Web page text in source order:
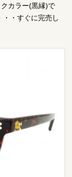
カラー(黒縁)で
・すぐに完売し